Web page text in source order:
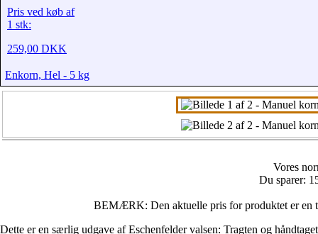
Pris ved køb af
1 stk:
259,00 DKK
Enkorn, Hel - 5 kg
Vores
Du sparer:
BEMÆRK: Den aktuelle pris for produktet er en
Dette er en særlig udgave af Eschenfelder valsen: Tragten og